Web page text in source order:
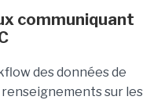
communiquant
des données de
sur les